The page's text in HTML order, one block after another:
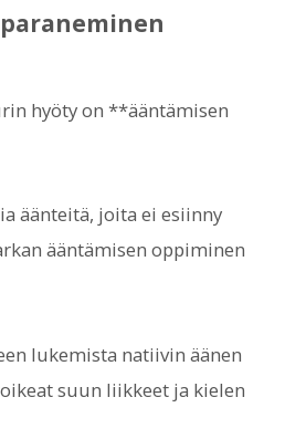
hyöty on **ääntämisen
äänteitä, joita ei esiinny
ääntämisen oppiminen
lukemista natiivin äänen
suun liikkeet ja kielen